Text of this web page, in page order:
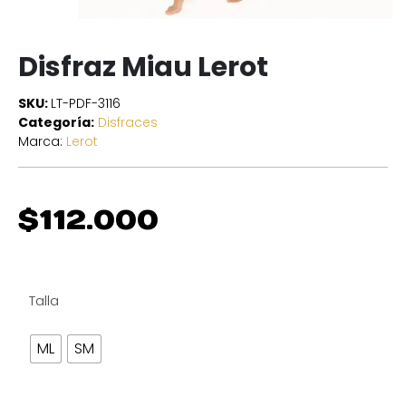
Disfraz Miau Lerot
SKU: LT-PDF-3116
Categoría: Disfraces
Marca: Lerot
$112.000
Talla
ML SM